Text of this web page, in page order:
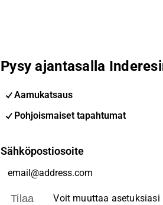
Pysy ajantasalla
Aamukatsaus
Pohjoismaiset tapahtumat
Sähköpostiosoite
Tilaa Voit muuttaa